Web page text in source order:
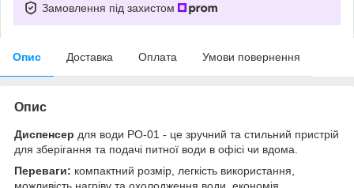
Замовлення під захистом
Опис Доставка Оплата Умови повернення
Опис
Диспенсер для води PO-01 - це зручний та стильний пристрій
для зберігання та подачі питної води в офісі чи вдома.
Переваги: компактний розмір, легкість використання,
можливість нагріву та охолодження води, економія